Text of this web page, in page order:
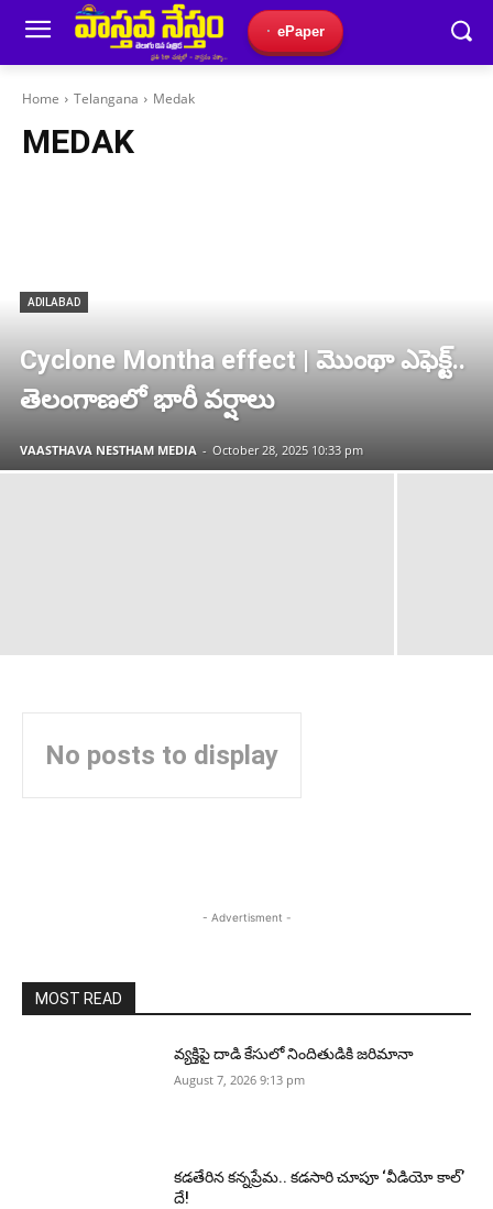
ePaper
Home Telangana Medak
MEDAK
ADILABAD
Cyclone Montha effect | మొంథా ఎఫెక్ట్..
తెలంగాణలో భారీ వర్షాలు
VAASTHAVA NESTHAM MEDIA - October 28, 2025 10:33 pm
No posts to display
- Advertisment -
MOST READ
వ్యక్తిపై దాడి కేసులో నిందితుడికి జరిమానా
August 7, 2026 9:13 pm
కడతేరిన కన్నప్రేమ.. కడసారి చూపూ ‘వీడియో కాల్’
దే!